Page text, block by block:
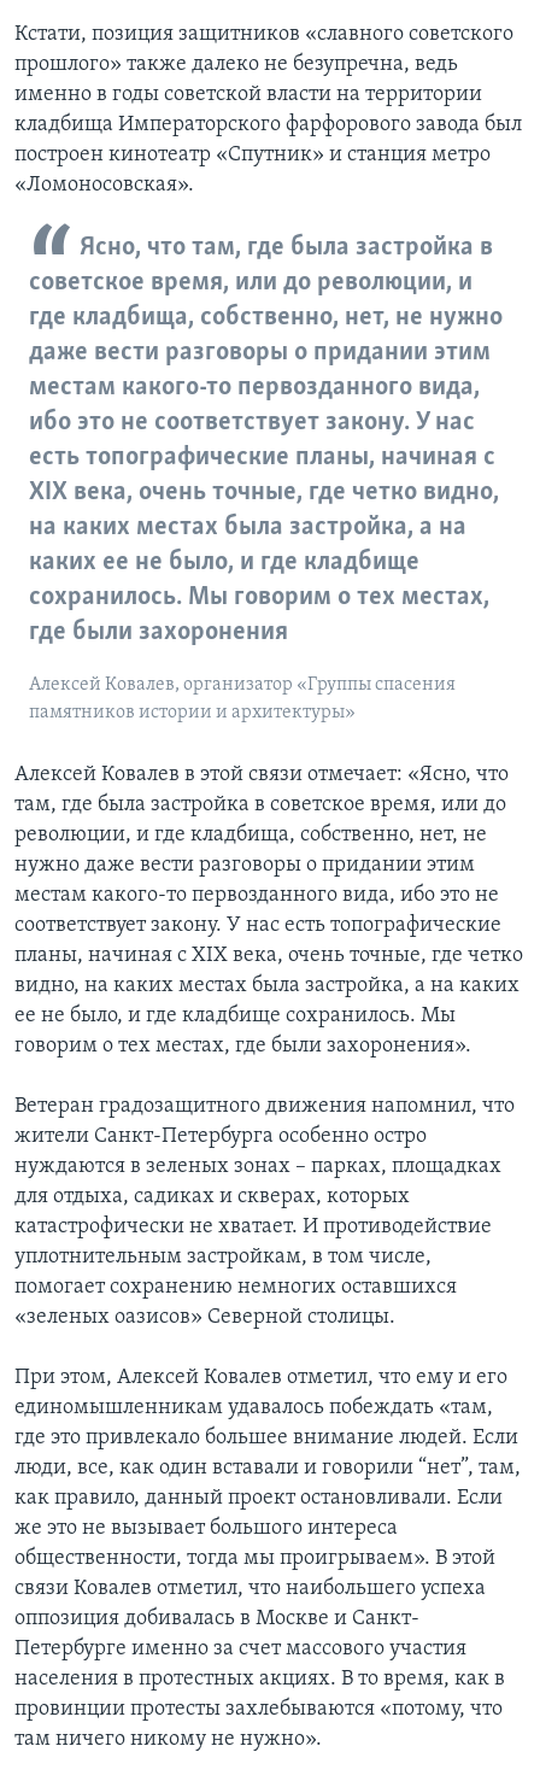
Кстати, позиция защитников «славного советского
прошлого» также далеко не безупречна, ведь
именно в годы советской власти на территории
кладбища Императорского фарфорового завода был
построен кинотеатр «Спутник» и станция метро
«Ломоносовская».
Ясно, что там, где была застройка в
советское время, или до революции, и
где кладбища, собственно, нет, не нужно
даже вести разговоры о придании этим
местам какого-то первозданного вида,
ибо это не соответствует закону. У нас
есть топографические планы, начиная с
XIX века, очень точные, где четко видно,
на каких местах была застройка, а на
каких ее не было, и где кладбище
сохранилось. Мы говорим о тех местах,
где были захоронения
Алексей Ковалев, организатор «Группы спасения
памятников истории и архитектуры»
Алексей Ковалев в этой связи отмечает: «Ясно, что
там, где была застройка в советское время, или до
революции, и где кладбища, собственно, нет, не
нужно даже вести разговоры о придании этим
местам какого-то первозданного вида, ибо это не
соответствует закону. У нас есть топографические
планы, начиная с XIX века, очень точные, где четко
видно, на каких местах была застройка, а на каких
ее не было, и где кладбище сохранилось. Мы
говорим о тех местах, где были захоронения».
Ветеран градозащитного движения напомнил, что
жители Санкт-Петербурга особенно остро
нуждаются в зеленых зонах – парках, площадках
для отдыха, садиках и скверах, которых
катастрофически не хватает. И противодействие
уплотнительным застройкам, в том числе,
помогает сохранению немногих оставшихся
«зеленых оазисов» Северной столицы.
При этом, Алексей Ковалев отметил, что ему и его
единомышленникам удавалось побеждать «там,
где это привлекало большее внимание людей. Если
люди, все, как один вставали и говорили “нет”, там,
как правило, данный проект остановливали. Если
же это не вызывает большого интереса
общественности, тогда мы проигрываем». В этой
связи Ковалев отметил, что наибольшего успеха
оппозиция добивалась в Москве и Санкт-
Петербурге именно за счет массового участия
населения в протестных акциях. В то время, как в
провинции протесты захлебываются «потому, что
там ничего никому не нужно».